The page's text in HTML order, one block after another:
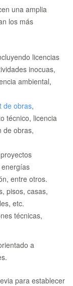
una amplia
los más
licencias
inocuas,
ambiental,
de obras,
técnico, licencia
de obras,
entre otros.
pisos, casas,
etc.
técnicas,
a
para establecer